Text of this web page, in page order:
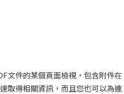
文件的某個頁面檢視，包含附件在
取得相關資訊，而且您也可以為連